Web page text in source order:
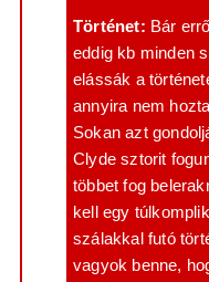
Történet: Bár
eddig kb minden
elássák a
annyira nem
Sokan azt
Clyde sztorit
többet fog
kell egy
szálakkal futó
vagyok benne,